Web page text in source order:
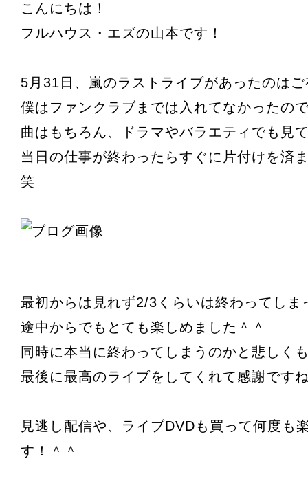
こんにちは！
フルハウス・エズの山本です！
5月31日、嵐のラストライブがあったのは
僕はファンクラブまでは入れてなかったの
曲はもちろん、ドラマやバラエティでも見
当日の仕事が終わったらすぐに片付けを済
笑
最初からは見れず2/3くらいは終わってしま
途中からでもとても楽しめました＾＾
同時に本当に終わってしまうのかと悲しく
最後に最高のライブをしてくれて感謝です
見逃し配信や、ライブDVDも買って何度も
す！＾＾